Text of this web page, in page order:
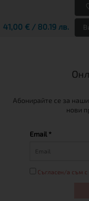
41,00 € / 80.19 лв.
Абонирайте се за
нови
Email *
Съгласен/а съм